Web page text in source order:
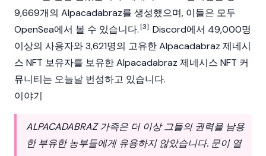
9,669개의 Alpacadabraz를 생성했으며, 이들은 모두
OpenSea에서 볼 수 있습니다.[3] Discord에서 49,000명
이상의 사용자와 3,621명의 고유한 Alpacadabraz 제네시
스 NFT 보유자를 보유한 Alpacadabraz 제네시스 NFT 커
뮤니티는 오늘날 번성하고 있습니다.
이야기
ALPACADABRAZ 가족은 더 이상 그들의 권력을 남용
한 부유한 농부들에게 유용하지 않았습니다. 문이 열